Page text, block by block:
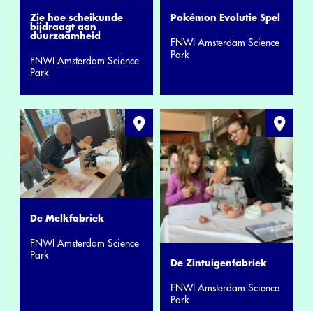
Zie hoe scheikunde
bijdraagt aan
duurzaamheid
FNWI Amsterdam Science
Park
Pokémon Evolutie Spel
FNWI Amsterdam Science
Park
De Melkfabriek
FNWI Amsterdam Science
Park
De Zintuigenfabriek
FNWI Amsterdam Science
Park